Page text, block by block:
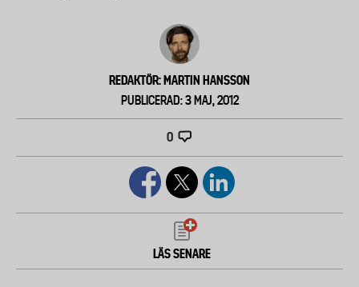
REDAKTÖR: MARTIN HANSSON
PUBLICERAD: 3 MAJ, 2012
0
LÄS SENARE